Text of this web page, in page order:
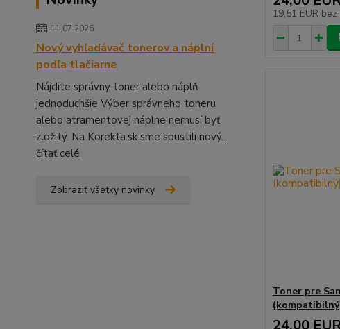
11.07.2026
Nový vyhľadávač tonerov a náplní
podľa tlačiarne
Nájdite správny toner alebo náplň
jednoduchšie Výber správneho toneru
alebo atramentovej náplne nemusí byť
zložitý. Na Korekta.sk sme spustili nový...
čítať celé
Zobraziť všetky novinky
19,51 EUR bez
Toner pre
24,00